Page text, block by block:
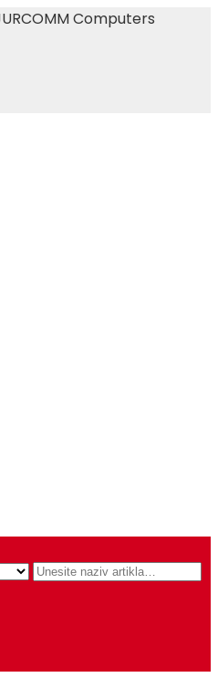
Computers